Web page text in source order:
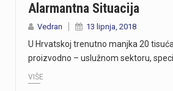
Alarmantna Situacija
Vedran 13 lipnja, 2018
U Hrvatskoj trenutno manjka 20
proizvodno – uslužnom sektoru,
VIŠE